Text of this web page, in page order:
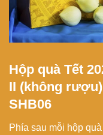
Hộp quà Tết
II (không
SHB06
Phía sau mỗi hộp